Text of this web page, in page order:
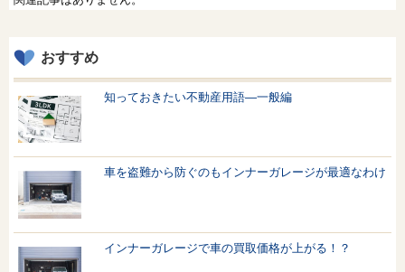
おすすめ
知っておきたい不動産用語—一般編
車を盗難から防ぐのもインナーガレージが最適なわけ
インナーガレージで車の買取価格が上がる！？